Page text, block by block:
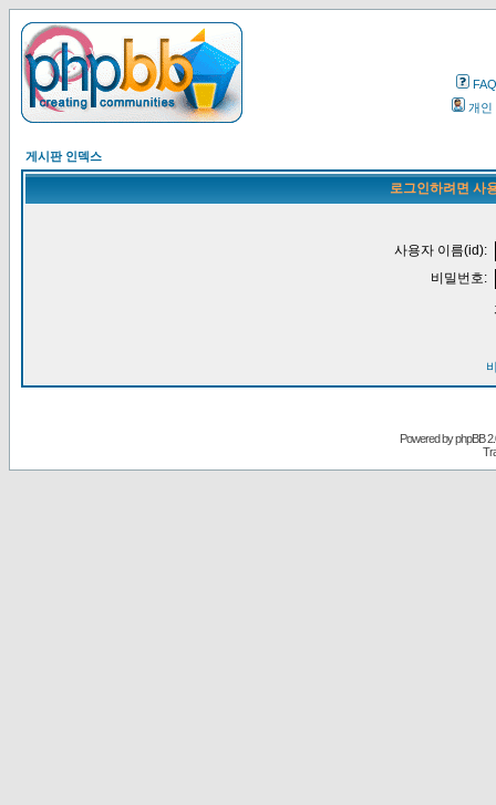
FAQ
개인
게시판 인덱스
로그인하려면 사
사용자 이름(id):
비밀번호:
Powered byphpBB